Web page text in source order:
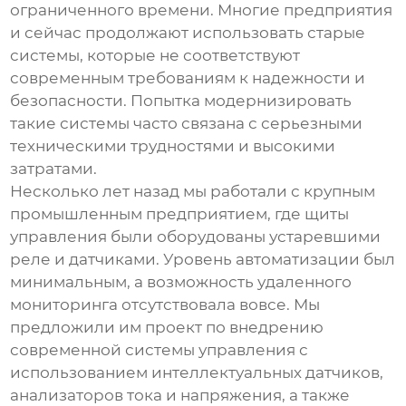
ограниченного времени. Многие предприятия
и сейчас продолжают использовать старые
системы, которые не соответствуют
современным требованиям к надежности и
безопасности. Попытка модернизировать
такие системы часто связана с серьезными
техническими трудностями и высокими
затратами.
Несколько лет назад мы работали с крупным
промышленным предприятием, где щиты
управления были оборудованы устаревшими
реле и датчиками. Уровень автоматизации был
минимальным, а возможность удаленного
мониторинга отсутствовала вовсе. Мы
предложили им проект по внедрению
современной системы управления с
использованием интеллектуальных датчиков,
анализаторов тока и напряжения, а также